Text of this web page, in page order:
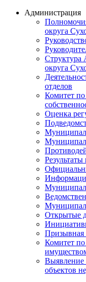
Администрация
округа
Структура
округа
отделов
Комитет
Оценка
Открытые
Призывная
Комитет
Выявление
объектов